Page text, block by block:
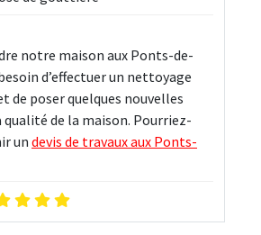
notre maison aux Ponts-de-
d’effectuer un nettoyage
de poser quelques nouvelles
de la maison. Pourriez-
un devis de travaux aux Ponts-